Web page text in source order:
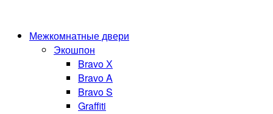
Межкомнатные двери
Экошпон
Bravo Х
Bravo A
Bravo S
Graffiti